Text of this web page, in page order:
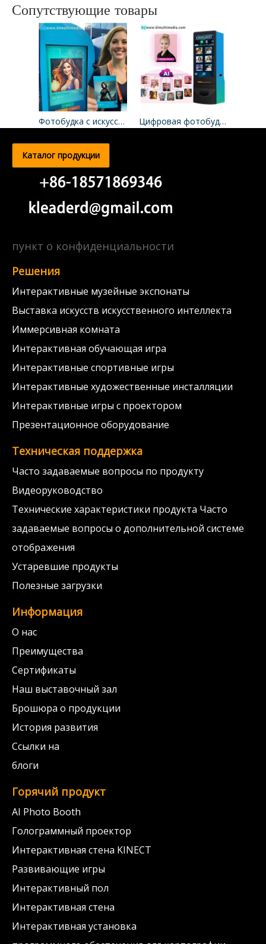
Сопутствующие товары
Фотобудка с искусственным интеллектом Цифровая фотобудка
Каталог продукции
пункт о конфиденциальности
Решения
Интерактивные музейные экспонаты
Выставка искусств искусственного интеллекта
Иммерсивная комната
Интерактивная обучающая игра
Интерактивные спортивные игры
Интерактивные художественные инсталляции
Интерактивные игры с проектором
Презентационное оборудование
Техническая поддержка
Часто задаваемые вопросы по продукту
Видеоруководство
Технические характеристики продукта Часто
задаваемые вопросы о дополнительной системе
отображения
Устаревшие продукты
Полезные загрузки
Информация
О нас
Преимущества
Сертификаты
Наш выставочный зал
Брошюра о продукции
История развития
Ссылки на
блоги
Горячий продукт
AI Photo Booth
Голограммный проектор
Интерактивная стена KINECT
Развивающие игры
Интерактивный пол
Интерактивная стена
Интерактивная установка